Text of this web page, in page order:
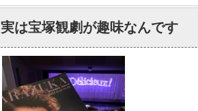
実は宝塚観劇が趣味なんです